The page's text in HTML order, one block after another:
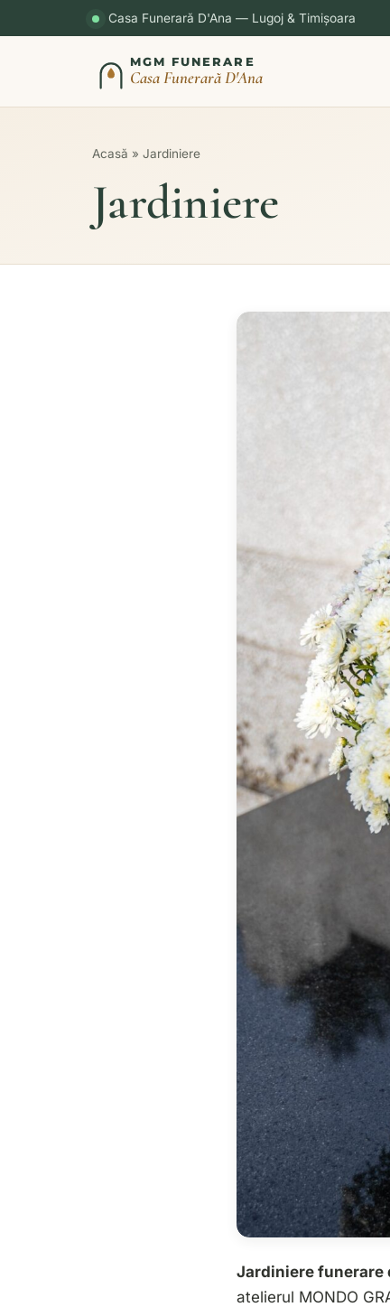
Casa Funerară D'Ana — Lugoj & Timișoara
MGM FUNERARE
Casa Funerară D'Ana
Acasă » Jardiniere
Jardiniere
Jardiniere funerare
atelierul MONDO